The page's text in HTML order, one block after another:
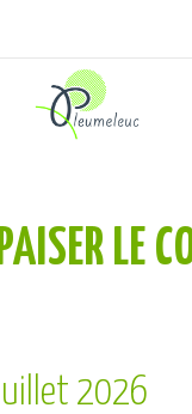
LE
2026